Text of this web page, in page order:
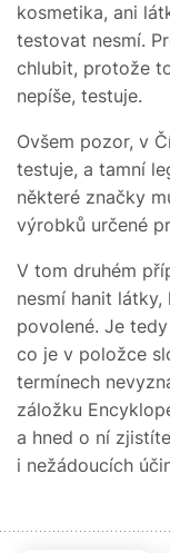
kosmetika, ani
testovat nesmí.
chlubit, protože
nepíše, testuje.
Ovšem pozor, v
testuje, a tamní
některé značky
výrobků určené
V tom druhém
nesmí hanit
povolené. Je
co je v položce
termínech
záložku
a hned o ní
i nežádoucích